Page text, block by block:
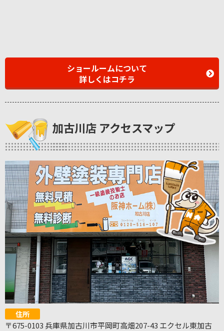
ショールームについて
詳しくはコチラ
加古川店 アクセスマップ
住所
〒675-0103 兵庫県加古川市平岡町高畑207-43 エクセル東加古